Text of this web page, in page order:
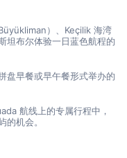
）、Keçilik 海湾
坦布尔体验一日蓝色航程的
盘早餐或早午餐形式举办的
航线上的专属行程中，
机会。